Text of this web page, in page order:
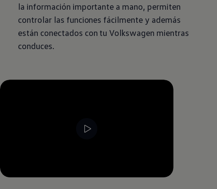
la información importante a mano, permiten
controlar las funciones fácilmente y además
están conectados con tu Volkswagen mientras
conduces.
Remaining time, --:--